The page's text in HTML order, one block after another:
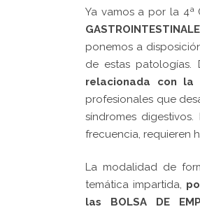
Ya vamos a por la 4ª
ponemos a
de estas patologías.
relacionada con la
profesionales que
síndromes
frecuencia, requieren
La modalidad de
temática impartida,
las BOLSA DE